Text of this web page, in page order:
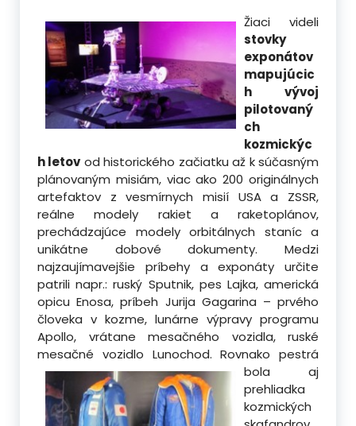
Žiaci videli
stovky
exponátov
mapujúcic
h vývoj
pilotovaný
ch
kozmickýc
h letov od historického začiatku až k súčasným
plánovaným misiám, viac ako 200 originálnych
artefaktov z vesmírnych misií USA a ZSSR,
reálne modely rakiet a raketoplánov,
prechádzajúce modely orbitálnych staníc a
unikátne dobové dokumenty. Medzi
najzaujímavejšie príbehy a exponáty určite
patrili napr.: ruský Sputnik, pes Lajka, americká
opicu Enosa, príbeh Jurija Gagarina – prvého
človeka v kozme, lunárne výpravy programu
Apollo, vrátane mesačného vozidla, ruské
mesačné vozidlo Lunochod.Rovnako pestrá
bola aj
prehliadka
kozmických